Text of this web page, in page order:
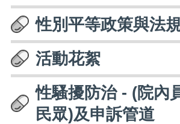
性別平等政策與法
活動花絮
性騷擾防治 - (院內
民眾)及申訴管道